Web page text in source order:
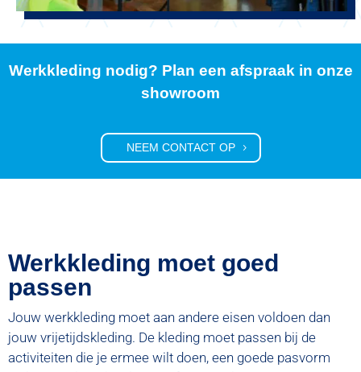
Werkkleding nodig? Plan een afspraak in onze
showroom
NEEM CONTACT OP
Werkkleding moet goed
passen
Jouw werkkleding moet aan andere eisen voldoen dan
jouw vrijetijdskleding. De kleding moet passen bij de
activiteiten die je ermee wilt doen, een goede pasvorm